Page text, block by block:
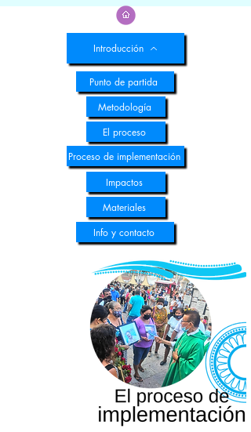
Introducción
Punto de partida
Metodología
El proceso
Proceso de implementación
Impactos
Materiales
Info y contacto